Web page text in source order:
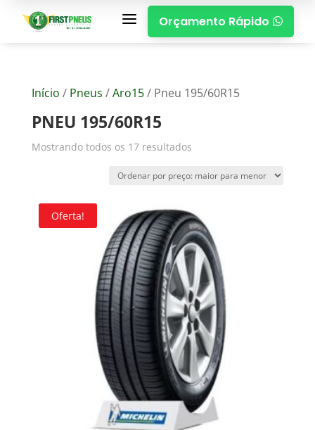
a Orçamento Rápido 
Início / Pneus /Aro15/ Pneu 195/60R15
PNEU 195/60R15
Mostrando todos os 17 resultados
Oferta!